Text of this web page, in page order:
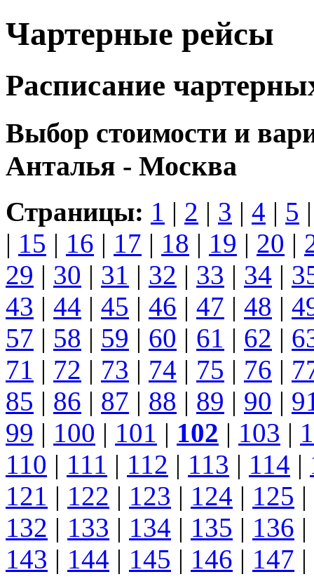
Чартерные рейсы
Расписание
Выбор стоимости и
Анталья - Москва
Страницы: 1 | 2 | 3 | 4 | 5
| 15 | 16 | 17 | 18 | 19 | 20 |
29 | 30 | 31 | 32 | 33 | 34 |
43 | 44 | 45 | 46 | 47 | 48 |
57 | 58 | 59 | 60 | 61 | 62 |
71 | 72 | 73 | 74 | 75 | 76 |
85 | 86 | 87 | 88 | 89 | 90 |
99 | 100 | 101 | 102 | 103 |
110 | 111 | 112 | 113 | 114 |
121 | 122 | 123 | 124 | 125 |
132 | 133 | 134 | 135 | 136 |
143 | 144 | 145 | 146 | 147 |